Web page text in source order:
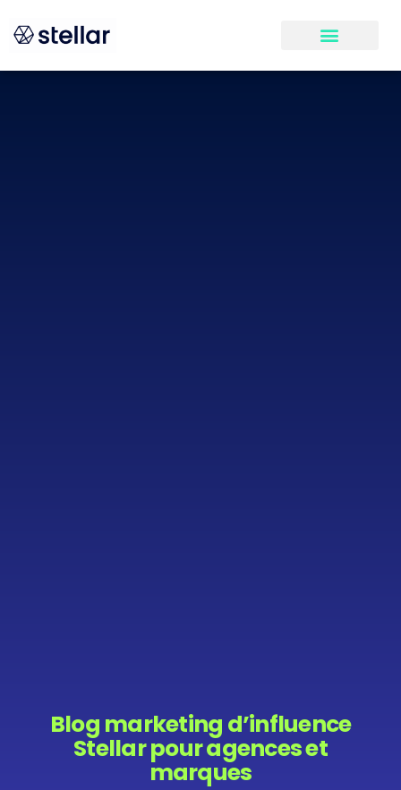
Blog marketing d’influence
Stellar pour agences et
marques